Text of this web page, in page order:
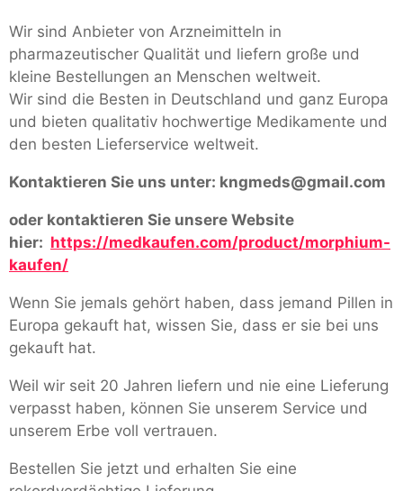
Wir sind Anbieter von Arzneimitteln in
pharmazeutischer Qualität und liefern große und
kleine Bestellungen an Menschen weltweit.
Wir sind die Besten in Deutschland und ganz Europa
und bieten qualitativ hochwertige Medikamente und
den besten Lieferservice weltweit.
Kontaktieren Sie uns unter: kngmeds@gmail.com
oder kontaktieren Sie unsere Website
hier: https://medkaufen.com/product/morphium-
kaufen/
Wenn Sie jemals gehört haben, dass jemand Pillen in
Europa gekauft hat, wissen Sie, dass er sie bei uns
gekauft hat.
Weil wir seit 20 Jahren liefern und nie eine Lieferung
verpasst haben, können Sie unserem Service und
unserem Erbe voll vertrauen.
Bestellen Sie jetzt und erhalten Sie eine